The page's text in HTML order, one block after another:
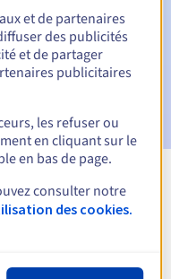
de la
rédemptionpour
de domaine
et de partenaires
des publicités
et de partager
publicitaires
les refuser ou
en cliquant sur le
en bas de page.
consulter notre
des cookies.